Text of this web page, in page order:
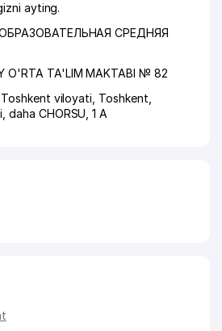
ayting.
СРЕДНЯЯ
O'RTA TA'LIM MAKTABI № 82
Toshkent viloyati Toshkent
daha CHORSU , 1 А